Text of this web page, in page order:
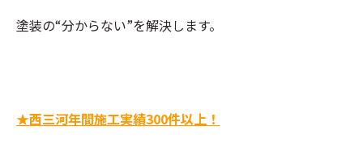
塗装の“分からない”を解決します。
★西三河年間施工実績300件以上！